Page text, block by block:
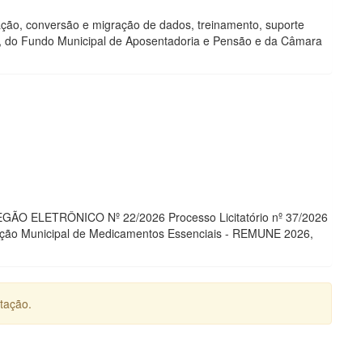
conversão e migração de dados, treinamento, suporte
Fundo Municipal de Aposentadoria e Pensão e da Câmara
ELETRÔNICO Nº 22/2026 Processo Licitatório nº 37/2026
Municipal de Medicamentos Essenciais - REMUNE 2026,